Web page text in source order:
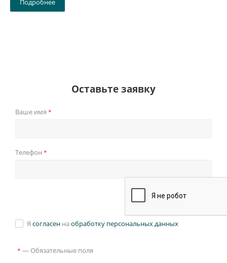
Подробнее
Оставьте заявку
Ваше имя *
Телефон *
Я согласен на обработку персональных данных
* — Обязательные поля